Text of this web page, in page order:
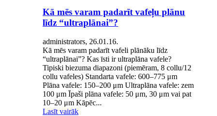
Kā mēs varam padarīt vafeļu plānu
līdz “ultraplānai”?
administrators, 26.01.16.
Kā mēs varam padarīt vafeli plānāku līdz
“ultraplānai”? Kas īsti ir ultraplāna vafele?
Tipiski biezuma diapazoni (piemēram, 8 collu/12
collu vafeles) Standarta vafele: 600–775 μm
Plāna vafele: 150–200 μm Ultraplāna vafele: zem
100 μm Īpaši plāna vafele: 50 μm, 30 μm vai pat
10–20 μm Kāpēc...
Lasīt vairāk